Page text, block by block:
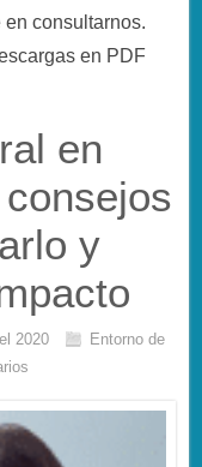
consultarnos.
en PDF
en
y
2020
Entorno de